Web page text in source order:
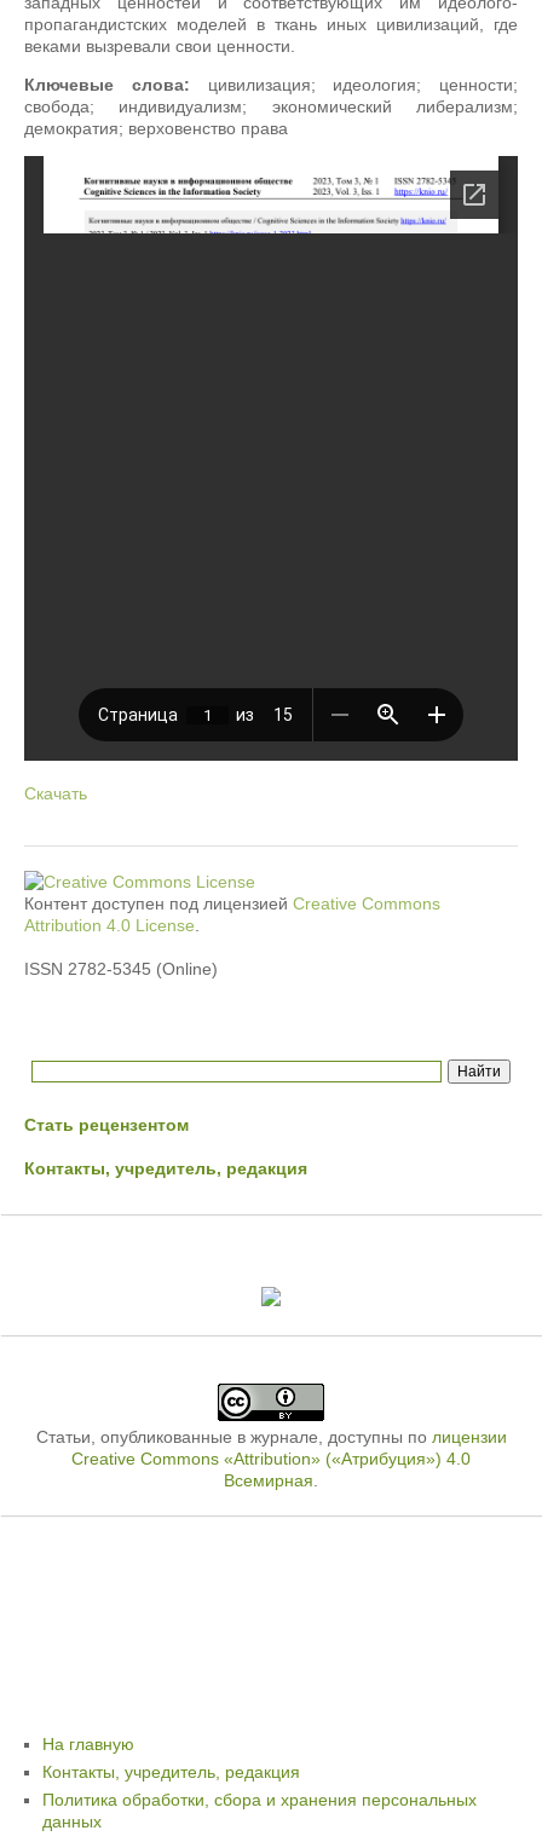
пропагандистских моделей в ткань иных цивилизаций, где
веками вызревали свои ценности.
Ключевые слова: цивилизация; идеология; ценности;
свобода; индивидуализм; экономический либерализм;
демократия; верховенство права
Скачать
Контент доступен под лицензией Creative Commons
Attribution 4.0 License
ISSN 2782-5345 (Online)
Стать рецензентом
Контакты, учредитель, редакция
Статьи, опубликованные в журнале, доступны по лицензии
Creative Commons «Attribution» («Атрибуция») 4.0
Всемирная
На главную
Контакты, учредитель, редакция
Политика обработки, сбора и хранения персональных
данных